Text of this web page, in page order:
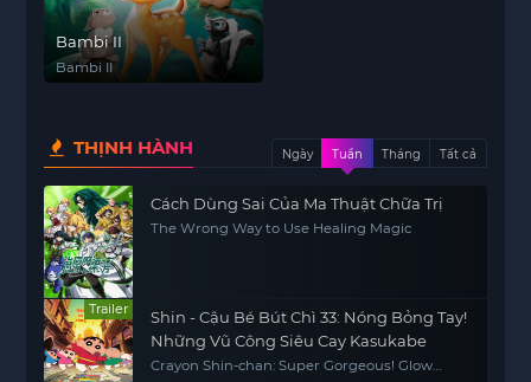
Bambi II
Bambi II
THỊNH HÀNH Ngày Tuần Tháng Tất cả
Cách Dùng Sai Của Ma Thuật Chữa Trị
The Wrong Way to Use Healing Magic
Trailer
Shin - Cậu Bé Bút Chì 33: Nóng Bỏng Tay!
Những Vũ Công Siêu Cay Kasukabe
Crayon Shin-chan: Super Gorgeous! Glow